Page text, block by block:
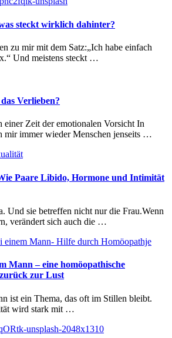
steckt wirklich dahinter?
zu mir mit dem Satz:„Ich habe einfach
Und meistens steckt …
Verlieben?
einer Zeit der emotionalen Vorsicht In
mir immer wieder Menschen jenseits …
Paare Libido, Hormone und Intimität
Und sie betreffen nicht nur die Frau.Wenn
verändert sich auch die …
Mann – eine homöopathische
zur Lust
ist ein Thema, das oft im Stillen bleibt.
wird stark mit …